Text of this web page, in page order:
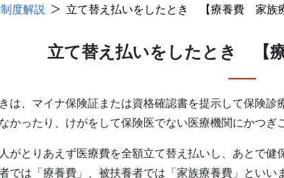
度解説 立て替え払いをしたとき 【療養費 家族
立て替え払いをしたとき 【
は、マイナ保険証または資格確認書を提示して保険
かったり、けがをして保険医でない医療機関にかつぎ
がとりあえず医療費を全額立て替え払いし、あとで
では「療養費」、被扶養者では「家族療養費」といい